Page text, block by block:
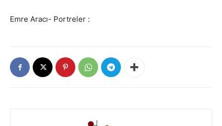
Emre Aracı- Portreler :